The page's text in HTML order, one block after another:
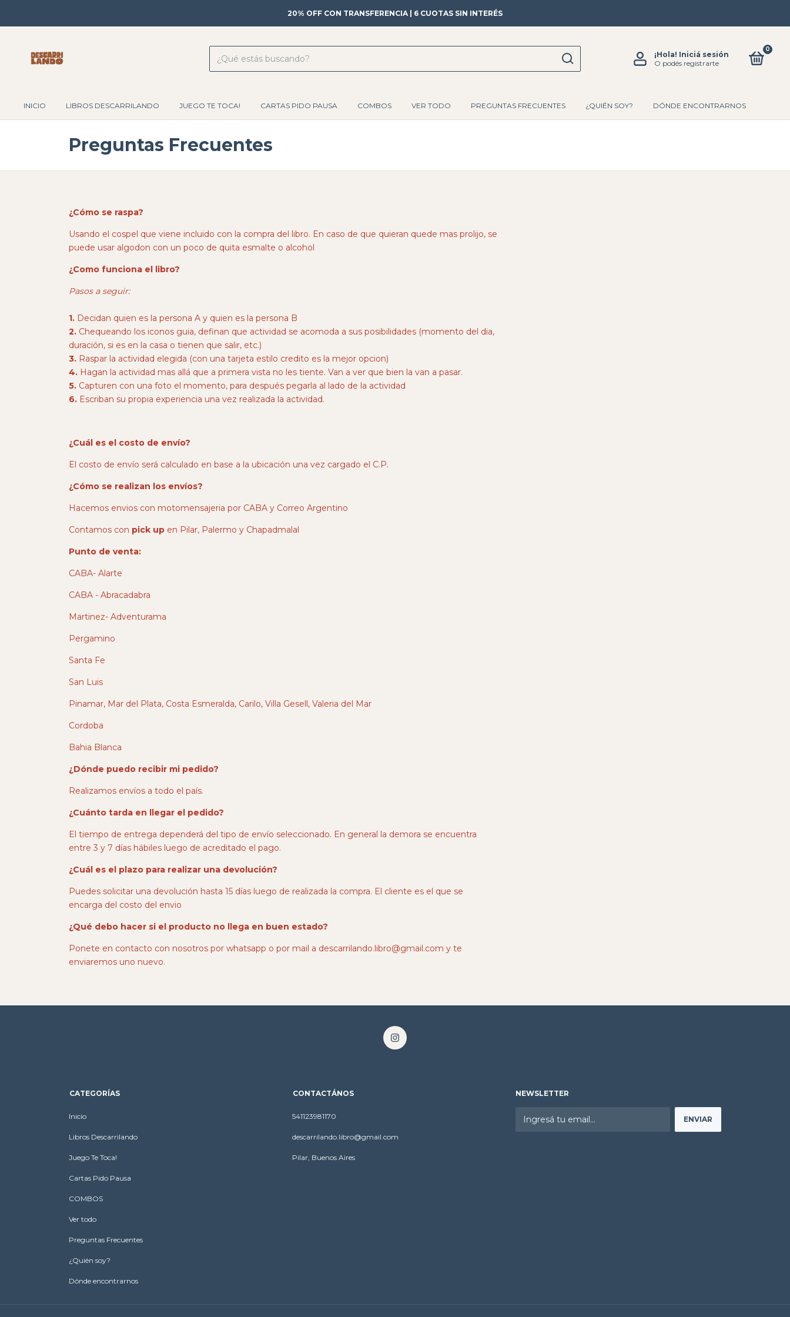
20% OFF CON TRANSFERENCIA | 6 CUOTAS SIN INTERÉS
¡Hola! Iniciá sesión
O podés registrarte
0
INICIO LIBROS DESCARRILANDO JUEGO TE TOCA! CARTAS PIDO PAUSA COMBOS VER TODO PREGUNTAS FRECUENTES ¿QUIÉN SOY? DÓNDE ENCONTRARNOS
Preguntas Frecuentes
¿Cómo se raspa?
Usando el cospel que viene incluido con la compra del libro. En caso de que quieran quede mas prolijo, se
puede usar algodon con un poco de quita esmalte o alcohol
¿Como funciona el libro?
Pasos a seguir:
1. Decidan quien es la persona A y quien es la persona B
2. Chequeando los iconos guia, definan que actividad se acomoda a sus posibilidades (momento del dia,
duración, si es en la casa o tienen que salir, etc.)
3. Raspar la actividad elegida (con una tarjeta estilo credito es la mejor opcion)
4. Hagan la actividad mas allá que a primera vista no les tiente. Van a ver que bien la van a pasar.
5. Capturen con una foto el momento, para después pegarla al lado de la actividad
6. Escriban su propia experiencia una vez realizada la actividad.
¿Cuál es el costo de envío?
El costo de envío será calculado en base a la ubicación una vez cargado el C.P.
¿Cómo se realizan los envíos?
Hacemos envios con motomensajeria por CABA y Correo Argentino
Contamos con pick up en Pilar, Palermo y Chapadmalal
Punto de venta:
CABA- Alarte
CABA - Abracadabra
Martinez- Adventurama
Pergamino
Santa Fe
San Luis
Pinamar, Mar del Plata, Costa Esmeralda, Carilo, Villa Gesell, Valeria del Mar
Cordoba
Bahia Blanca
¿Dónde puedo recibir mi pedido?
Realizamos envíos a todo el país.
¿Cuánto tarda en llegar el pedido?
El tiempo de entrega dependerá del tipo de envío seleccionado. En general la demora se encuentra
entre 3 y 7 días hábiles luego de acreditado el pago.
¿Cuál es el plazo para realizar una devolución?
Puedes solicitar una devolución hasta 15 días luego de realizada la compra. El cliente es el que se
encarga del costo del envio
¿Qué debo hacer si el producto no llega en buen estado?
Ponete en contacto con nosotros por whatsapp o por mail a descarrilando.libro@gmail.com y te
enviaremos uno nuevo.
CATEGORÍAS
Inicio
Libros Descarrilando
Juego Te Toca!
Cartas Pido Pausa
COMBOS
Ver todo
Preguntas Frecuentes
¿Quién soy?
Dónde encontrarnos
CONTACTÁNOS
541123981170
descarrilando.libro@gmail.com
Pilar, Buenos Aires
NEWSLETTER